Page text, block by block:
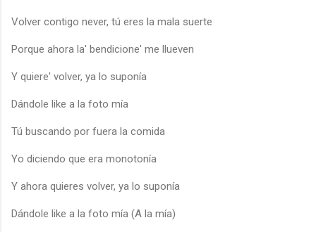
Volver contigo never, tú eres la mala suerte
Porque ahora la' bendicione' me llueven
Y quiere' volver, ya lo suponía
Dándole like a la foto mía
Tú buscando por fuera la comida
Yo diciendo que era monotonía
Y ahora quieres volver, ya lo suponía
Dándole like a la foto mía (A la mía)